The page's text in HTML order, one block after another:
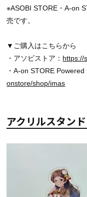
※ASOBI STORE・A-on
売です。
▼ご購入はこちらから
・アソビストア： https://
・A-on STORE Powered
onstore/shop/imas
アクリルスタンド